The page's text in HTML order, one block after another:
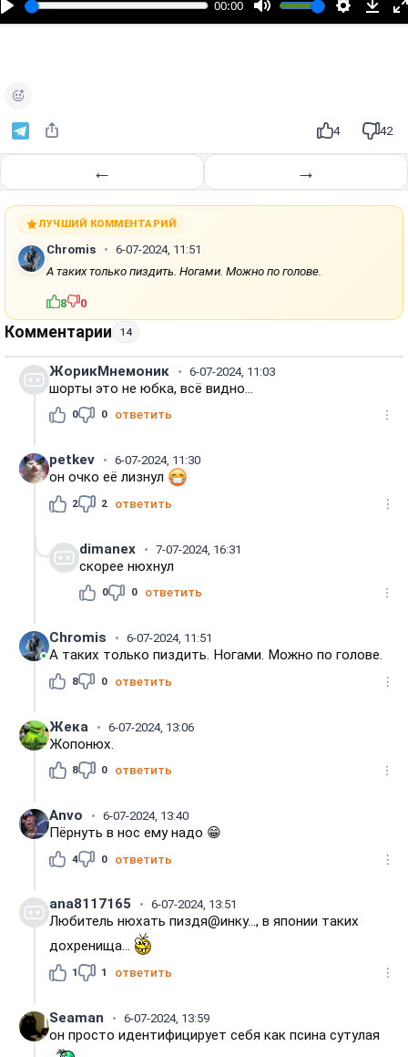
00:00
и
4 42
← →
ЛУЧШИЙ КОММЕНТАРИЙ
Chromis
6-07-2024, 11:51
А таких только пиздить. Ногами. Можно по голове.
8 0
Комментарии 14
ЖорикМнемоник 6-07-2024, 11:03
шорты это не юбка, всё видно...
0 0 ответить
petkev 6-07-2024, 11:30
он очко её лизнул
2 2 ответить
dimanex 7-07-2024, 16:31
скорее нюхнул
0 0 ответить
Chromis 6-07-2024, 11:51
А таких только пиздить. Ногами. Можно по голове.
8 0 ответить
Жека 6-07-2024, 13:06
Жопонюх.
8 0 ответить
Anvo 6-07-2024, 13:40
Пёрнуть в нос ему надо 😁
4 0 ответить
ana8117165 6-07-2024, 13:51
Любитель нюхать пиздя@инку..., в японии таких
дохренища...
1 1 ответить
Seaman 6-07-2024, 13:59
он просто идентифицирует себя как псина сутулая